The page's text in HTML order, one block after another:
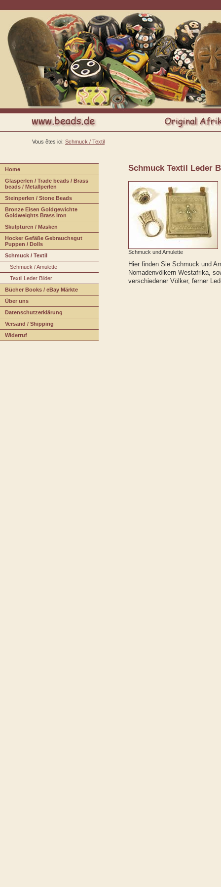
Schmuck Textil Leder
Schmuck und Amulette
Hier finden Sie Schmuck und
Nomadenvölkern Westafrika,
verschiedener Völker, ferner
Home
Glasperlen / Trade beads / Brass
beads / Metallperlen
Steinperlen / Stone Beads
Bronze Eisen Goldgewichte
Goldweights Brass Iron
Skulpturen / Masken
Hocker Gefäße Gebrauchsgut
Puppen / Dolls
Schmuck / Textil
Schmuck / Amulette
Textil Leder Bilder
Bücher Books / eBay Märkte
Über uns
Datenschutzerklärung
Versand / Shipping
Widerruf
Vous êtes ici: Schmuck / Textil